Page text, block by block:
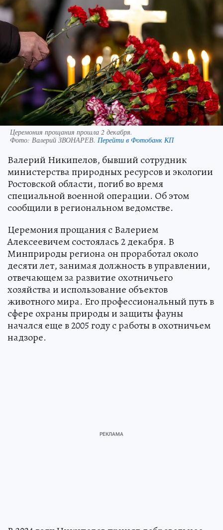
Церемония прощания прошла 2 декабря.
Фото: Валерий ЗВОНАРЕВ. Перейти в Фотобанк КП
Валерий Никипелов, бывший сотрудник
министерства природных ресурсов и экологии
Ростовской области, погиб во время
специальной военной операции. Об этом
сообщили в региональном ведомстве.
Церемония прощания с Валерием
Алексеевичем состоялась 2 декабря. В
Минприроды региона он проработал около
десяти лет, занимая должность в управлении,
отвечающем за развитие охотничьего
хозяйства и использование объектов
животного мира. Его профессиональный путь в
сфере охраны природы и защиты фауны
начался еще в 2005 году с работы в охотничьем
надзоре.